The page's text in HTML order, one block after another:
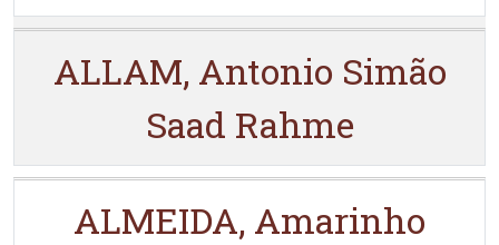
ALLAM, Antonio Simão
Saad Rahme
ALMEIDA, Amarinho